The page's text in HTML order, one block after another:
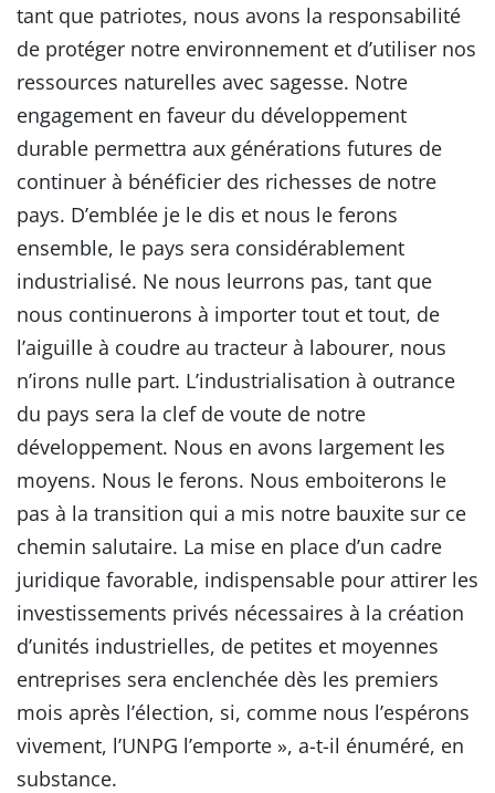
tant que patriotes, nous avons la responsabilité
de protéger notre environnement et d’utiliser nos
ressources naturelles avec sagesse. Notre
engagement en faveur du développement
durable permettra aux générations futures de
continuer à bénéficier des richesses de notre
pays. D’emblée je le dis et nous le ferons
ensemble, le pays sera considérablement
industrialisé. Ne nous leurrons pas, tant que
nous continuerons à importer tout et tout, de
l’aiguille à coudre au tracteur à labourer, nous
n’irons nulle part. L’industrialisation à outrance
du pays sera la clef de voute de notre
développement. Nous en avons largement les
moyens. Nous le ferons. Nous emboiterons le
pas à la transition qui a mis notre bauxite sur ce
chemin salutaire. La mise en place d’un cadre
juridique favorable, indispensable pour attirer les
investissements privés nécessaires à la création
d’unités industrielles, de petites et moyennes
entreprises sera enclenchée dès les premiers
mois après l’élection, si, comme nous l’espérons
vivement, l’UNPG l’emporte », a-t-il énuméré, en
substance.